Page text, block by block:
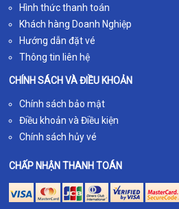
Hình thức thanh toán
Khách hàng Doanh Nghiệp
Hướng dẫn đặt vé
Thông tin liên hệ
CHÍNH SÁCH VÀ ĐIỀU KHOẢN
Chính sách bảo mật
Điều khoản và Điều kiện
Chính sách hủy vé
CHẤP NHẬN THANH TOÁN